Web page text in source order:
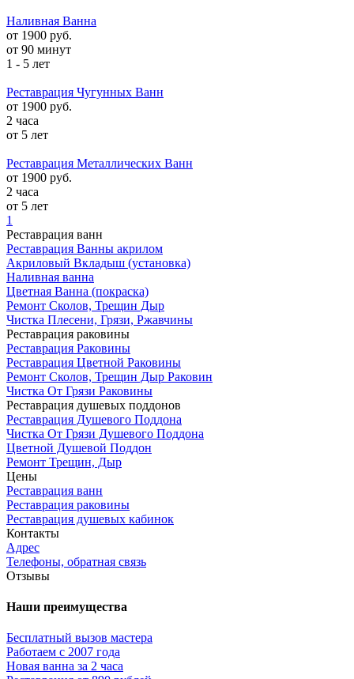
Наливная Ванна
от 1900 руб.
от 90 минут
1 - 5 лет
Реставрация Чугунных Ванн
от 1900 руб.
2 часа
от 5 лет
Реставрация Металлических Ванн
от 1900 руб.
2 часа
от 5 лет
1
Реставрация ванн
Реставрация Ванны акрилом
Акриловый Вкладыш (установка)
Наливная ванна
Цветная Ванна (покраска)
Ремонт Сколов, Трещин Дыр
Чистка Плесени, Грязи, Ржавчины
Реставрация раковины
Реставрация Раковины
Реставрация Цветной Раковины
Ремонт Сколов, Трещин Дыр Раковин
Чистка От Грязи Раковины
Реставрация душевых поддонов
Реставрация Душевого Поддона
Чистка От Грязи Душевого Поддона
Цветной Душевой Поддон
Ремонт Трещин, Дыр
Цены
Реставрация ванн
Реставрация раковины
Реставрация душевых кабинок
Контакты
Адрес
Телефоны, обратная связь
Отзывы
Наши преимущества
Бесплатный вызов мастера
Работаем с 2007 года
Новая ванна за 2 часа